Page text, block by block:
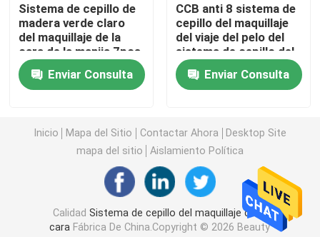
Cepillo del maquillaje de Kabuki
Sistema de cepillo de Mini Makeup
Solo cepillo del maquillaje
cepillo del maquillaje del polvo
Cepillo del maquillaje del sombreador de ojos
Sistema de cepillo de
madera verde claro
del maquillaje de la
cara de la manija 7pcs
con el bolso duradero
Enviar Consulta
CCB anti 8 sistema de
cepillo del maquillaje
del viaje del pelo del
sistema de cepillo del
maquillaje del pedazo
PBT Enviar Consulta
Inicio Mapa del Sitio Contactar Ahora
Desktop Site
mapa del sitio
Aislamiento Política
CalidadSistema de cepillo del maquillaje de la
cara Fábrica De China.Copyright © 2026 Beauty